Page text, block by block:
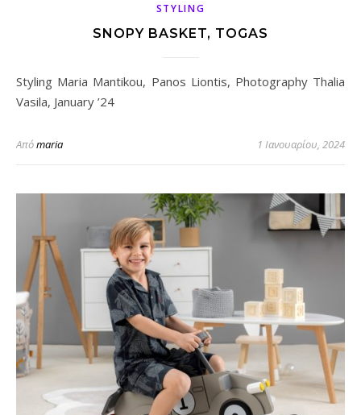
STYLING
SNOPY BASKET, TOGAS
Styling Maria Mantikou, Panos Liontis, Photography Thalia
Vasila, January ’24
Απόmaria 1 Ιανουαρίου, 2024